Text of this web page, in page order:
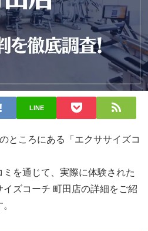
LINE
ところにある
「エクササイズコ
ミを通じて、実際に体験された
ズコーチ 町田店の詳細をご紹